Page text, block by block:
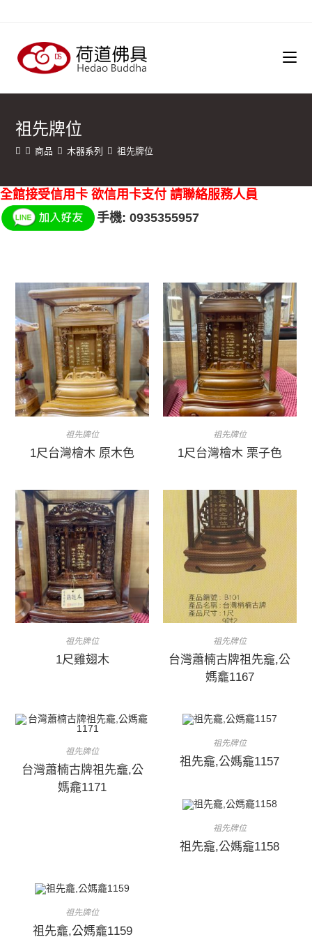
祖先牌位
商品 木器系列 祖先牌位
全館接受信用卡 欲信用卡支付 請聯絡服務人員
手機: 0935355957
祖先牌位
1尺台灣檜木 原木色
祖先牌位
1尺台灣檜木 栗子色
祖先牌位
1尺雞翅木
祖先牌位
台灣蕭楠古牌祖先龕,公
媽龕1167
祖先牌位
台灣蕭楠古牌祖先龕,公
媽龕1171
祖先牌位
祖先龕,公媽龕1157
祖先牌位
祖先龕,公媽龕1158
祖先牌位
祖先龕,公媽龕1159